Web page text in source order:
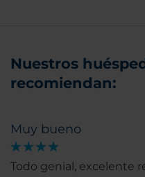
Nuestros
recomiendan:
Muy bueno
Todo genial, excelente